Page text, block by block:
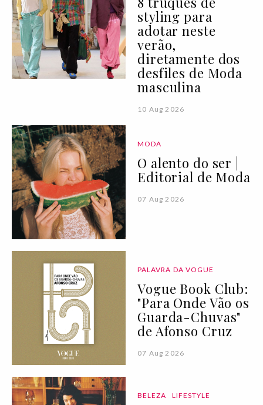
styling para
adotar neste
verão,
diretamente dos
desfiles de Moda
masculina
10 Aug 2026
MODA
O alento do ser |
Editorial de Moda
07 Aug 2026
PALAVRA DA VOGUE
Vogue Book Club:
"Para Onde Vão os
Guarda-Chuvas"
de Afonso Cruz
07 Aug 2026
BELEZA LIFESTYLE